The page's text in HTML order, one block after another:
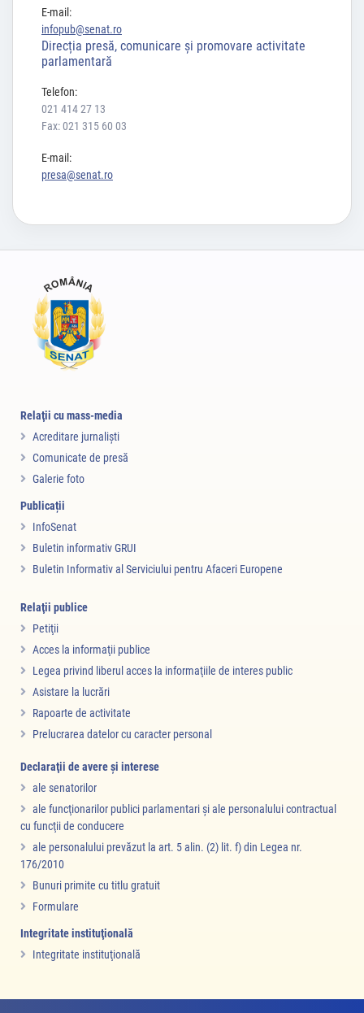
E-mail:
infopub@senat.ro
Direcția presă, comunicare și promovare activitate
parlamentară
Telefon:
021 414 27 13
Fax: 021 315 60 03
E-mail:
presa@senat.ro
Relaţii cu mass-media
Acreditare jurnalişti
Comunicate de presă
Galerie foto
Publicații
InfoSenat
Buletin informativ GRUI
Buletin Informativ al Serviciului pentru Afaceri Europene
Relaţii publice
Petiţii
Acces la informaţii publice
Legea privind liberul acces la informaţiile de interes public
Asistare la lucrări
Rapoarte de activitate
Prelucrarea datelor cu caracter personal
Declaraţii de avere şi interese
ale senatorilor
ale funcţionarilor publici parlamentari şi ale personalului contractual
cu funcţii de conducere
ale personalului prevăzut la art. 5 alin. (2) lit. f) din Legea nr.
176/2010
Bunuri primite cu titlu gratuit
Formulare
Integritate instituţională
Integritate instituţională